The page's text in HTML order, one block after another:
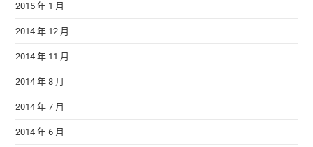
2015 年 1 月
2014 年 12 月
2014 年 11 月
2014 年 8 月
2014 年 7 月
2014 年 6 月